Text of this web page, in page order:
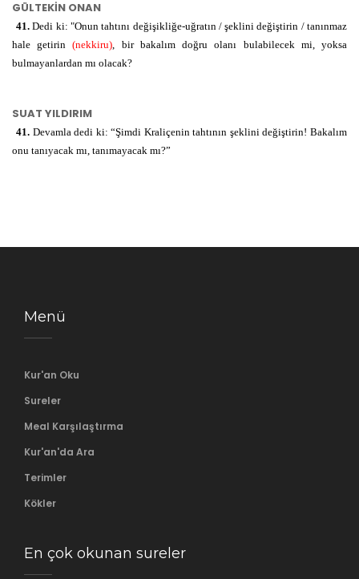
GÜLTEKİN ONAN
41.Dedi ki: "Onun tahtını değişikliğe-uğratın / şeklini değiştirin / tanınmaz
hale getirin(nekkiru), bir bakalım doğru olanı bulabilecek mi, yoksa
bulmayanlardan mı olacak?
SUAT YILDIRIM
41. Devamla dedi ki: “Şimdi Kraliçenin tahtının şeklini değiştirin! Bakalım
onu tanıyacak mı, tanımayacak mı?”
Menü
Kur'an Oku
Sureler
Meal Karşılaştırma
Kur'an'da Ara
Terimler
Kökler
En çok okunan sureler